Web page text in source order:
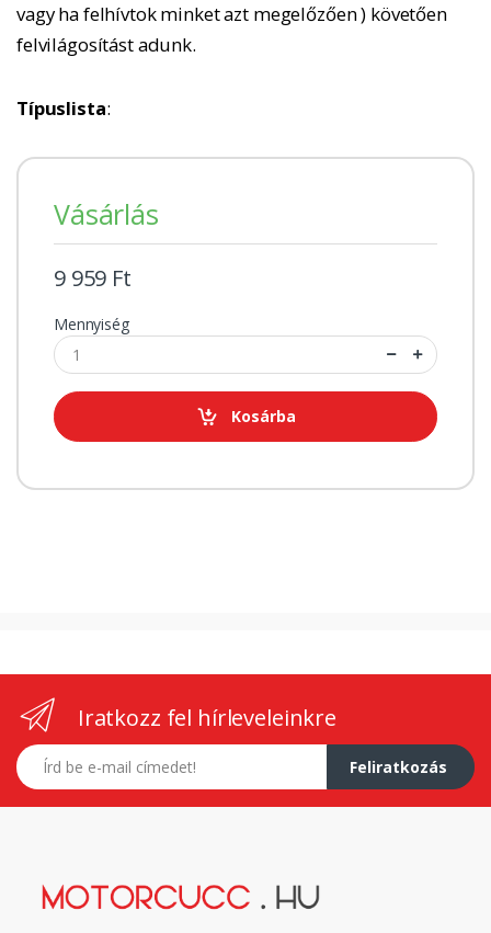
vagy ha felhívtok minket azt megelőzően ) követően
felvilágosítást adunk.
Típuslista:
Vásárlás
9 959 Ft
Mennyiség
Kosárba
Iratkozz fel hírleveleinkre
E-mail címed
Feliratkozás